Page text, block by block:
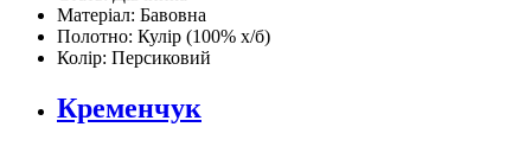
Матеріал: Бавовна
Полотно: Кулір (100% х/б)
Колір: Персиковий
Кременчук